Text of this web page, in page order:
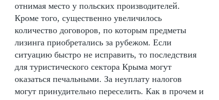
отнимая место у польских производителей.
Кроме того, существенно увеличилось
количество договоров, по которым предметы
лизинга приобретались за рубежом. Если
ситуацию быстро не исправить, то последствия
для туристического сектора Крыма могут
оказаться печальными. За неуплату налогов
могут принудительно переселить. Как в прочем и